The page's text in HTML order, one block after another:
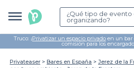
¿Qué tipo de evento
organizando?
Truco: ¡Privatizar un espacio privado en un bar
comisión para los
Privateaser Bares en España Jerez de la